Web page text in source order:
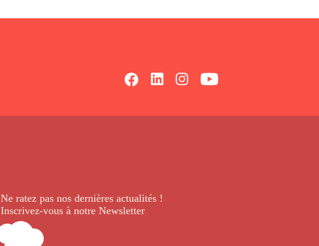
Ne ratez pas nos dernièresactualités !
Inscrivez-vous à notre Newsletter.